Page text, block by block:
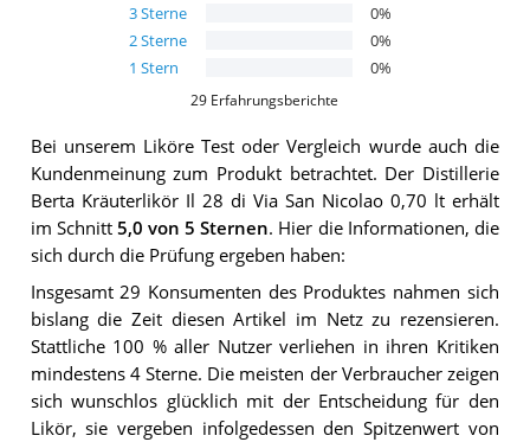
3Sterne 0%
2Sterne 0%
1 Stern 0%
29 Erfahrungsberichte
Bei unserem LiköreTest oder Vergleich wurde auch die
Kundenmeinung zum Produkt betrachtet. Der Distillerie
Berta Kräuterlikör Il 28 di Via San Nicolao 0,70 lterhält
im Schnitt 5,0 von 5 Sternen. Hier die Informationen, die
sich durch die Prüfung ergeben haben:
Insgesamt 29 Konsumenten des Produktes nahmen sich
bislang die Zeit diesen Artikel im Netz zu rezensieren.
Stattliche 100 % aller Nutzer verliehen in ihren Kritiken
mindestens 4 Sterne. Die meisten der Verbraucher zeigen
sich wunschlos glücklich mit der Entscheidung für den
Likör, sie vergeben infolgedessen den Spitzenwert von